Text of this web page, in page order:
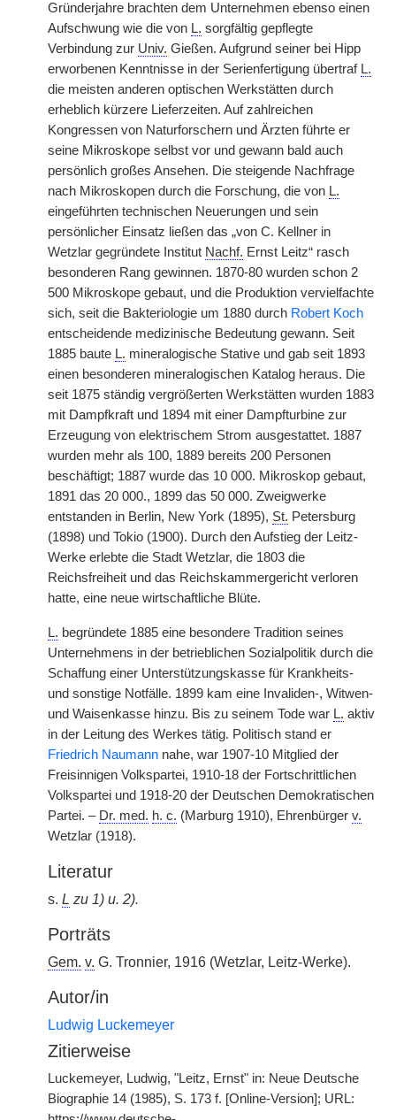
Gründerjahre brachten dem Unternehmen ebenso einen
Aufschwung wie die von L. sorgfältig gepflegte
Verbindung zur Univ. Gießen. Aufgrund seiner bei Hipp
erworbenen Kenntnisse in der Serienfertigung übertraf L.
die meisten anderen optischen Werkstätten durch
erheblich kürzere Lieferzeiten. Auf zahlreichen
Kongressen von Naturforschern und Ärzten führte er
seine Mikroskope selbst vor und gewann bald auch
persönlich großes Ansehen. Die steigende Nachfrage
nach Mikroskopen durch die Forschung, die von L.
eingeführten technischen Neuerungen und sein
persönlicher Einsatz ließen das „von C. Kellner in
Wetzlar gegründete Institut Nachf. Ernst Leitz“ rasch
besonderen Rang gewinnen. 1870-80 wurden schon 2
500 Mikroskope gebaut, und die Produktion vervielfachte
sich, seit die Bakteriologie um 1880 durch Robert Koch
entscheidende medizinische Bedeutung gewann. Seit
1885 baute L. mineralogische Stative und gab seit 1893
einen besonderen mineralogischen Katalog heraus. Die
seit 1875 ständig vergrößerten Werkstätten wurden 1883
mit Dampfkraft und 1894 mit einer Dampfturbine zur
Erzeugung von elektrischem Strom ausgestattet. 1887
wurden mehr als 100, 1889 bereits 200 Personen
beschäftigt; 1887 wurde das 10 000. Mikroskop gebaut,
1891 das 20 000., 1899 das 50 000. Zweigwerke
entstanden in Berlin, New York (1895), St. Petersburg
(1898) und Tokio (1900). Durch den Aufstieg der Leitz-
Werke erlebte die Stadt Wetzlar, die 1803 die
Reichsfreiheit und das Reichskammergericht verloren
hatte, eine neue wirtschaftliche Blüte.
L. begründete 1885 eine besondere Tradition seines
Unternehmens in der betrieblichen Sozialpolitik durch die
Schaffung einer Unterstützungskasse für Krankheits-
und sonstige Notfälle. 1899 kam eine Invaliden-, Witwen-
und Waisenkasse hinzu. Bis zu seinem Tode war L. aktiv
in der Leitung des Werkes tätig. Politisch stand er
Friedrich Naumann nahe, war 1907-10 Mitglied der
Freisinnigen Volkspartei, 1910-18 der Fortschrittlichen
Volkspartei und 1918-20 der Deutschen Demokratischen
Partei. – Dr. med. h. c. (Marburg 1910), Ehrenbürger v.
Wetzlar (1918).
Literatur
s. L zu 1) u. 2).
Porträts
Gem. v. G. Tronnier, 1916 (Wetzlar, Leitz-Werke).
Autor/in
Ludwig Luckemeyer
Zitierweise
Luckemeyer, Ludwig, "Leitz, Ernst" in: Neue Deutsche
Biographie 14 (1985), S. 173 f. [Online-Version]; URL: